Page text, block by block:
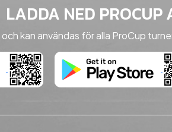
LADDA NED PROCUP
kan användas för alla ProCup